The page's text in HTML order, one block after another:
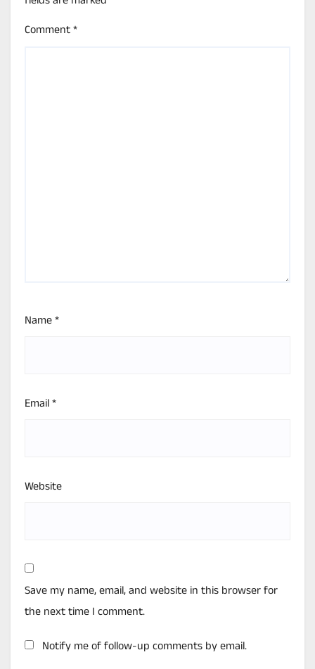
Comment*
Name*
Email*
Website
Save my name, email, and website in this browser for
the next time I comment.
Notify me of follow-up comments by email.